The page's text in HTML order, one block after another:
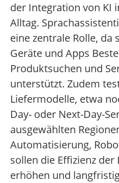
der Integration von KI
Alltag.
eine zentrale Rolle, da
Geräte und Apps
Produktsuchen und
unterstützt. Zudem
Liefermodelle, etwa
Day- oder Next-Day-
ausgewählten
Automatisierung,
sollen die Effizienz
erhöhen und